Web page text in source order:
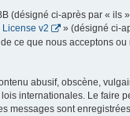
(désigné ci-après par « ils
v2 » (désigné ci-
ce que nous acceptons
abusif, obscène,
internationales. Le faire
messages sont